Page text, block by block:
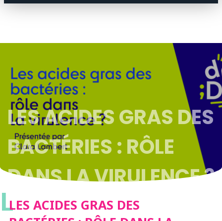
LES ACIDES GRAS DES
BACTÉRIES : RÔLE
DANS LA VIRULENCE ?
| DU NEUF DOCTEUR ?
LLES ACIDES GRAS DES